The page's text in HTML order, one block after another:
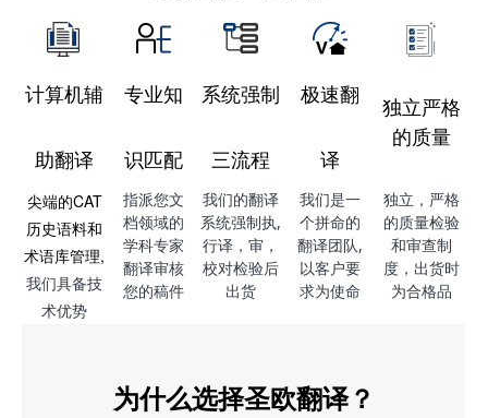
计算机辅
助翻译
专业知
识匹配
系统强制
三流程
极速翻
译
独立严格
的质量
尖端的CAT
历史语料和
术语库管理,
我们具备技
术优势
指派您文
档领域的
学科专家
翻译审核
您的稿件
我们的翻译
系统强制执,
行译，审，
校对检验后
出货
我们是一
个拼命的
翻译团队,
以客户要
求为使命
独立，严格
的质量检验
和审查制
度， 出货时
为合格品
为什么选择圣欧翻译？